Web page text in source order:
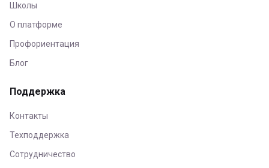
Школы
О платформе
Профориентация
Блог
Поддержка
Контакты
Техподдержка
Сотрудничество